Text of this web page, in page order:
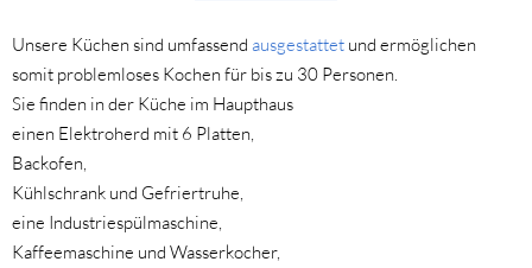
Unsere Küchen sind umfassend ausgestattet und ermöglichen
somit problemloses Kochen für bis zu 30 Personen.
Sie finden in der Küche im Haupthaus
einen Elektroherd mit 6 Platten,
Backofen,
Kühlschrank und Gefriertruhe,
eine Industriespülmaschine,
Kaffeemaschine und Wasserkocher,